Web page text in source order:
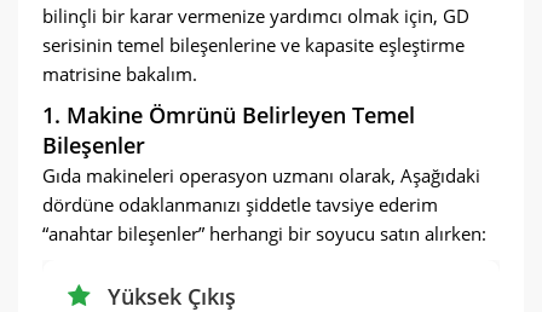
bilinçli bir karar vermenize yardımcı olmak için, GD
serisinin temel bileşenlerine ve kapasite eşleştirme
matrisine bakalım.
1. Makine Ömrünü Belirleyen Temel
Bileşenler
Gıda makineleri operasyon uzmanı olarak, Aşağıdaki
dördüne odaklanmanızı şiddetle tavsiye ederim
“anahtar bileşenler” herhangi bir soyucu satın alırken:
Yüksek Çıkış